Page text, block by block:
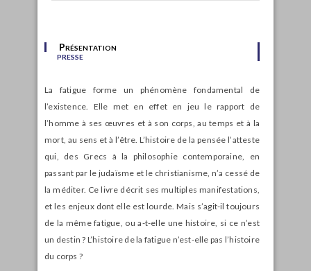
Présentation
presse
La fatigue forme un phénomène fondamental de
l’existence. Elle met en effet en jeu le rapport de
l’homme à ses œuvres et à son corps, au temps et à la
mort, au sens et à l’être. L’histoire de la pensée l’atteste
qui, des Grecs à la philosophie contemporaine, en
passant par le judaïsme et le christianisme, n’a cessé de
la méditer. Ce livre décrit ses multiples manifestations,
et les enjeux dont elle est lourde. Mais s’agit-il toujours
de la même fatigue, ou a-t-elle une histoire, si ce n’est
un destin ? L’histoire de la fatigue n’est-elle pas l’histoire
du corps ?